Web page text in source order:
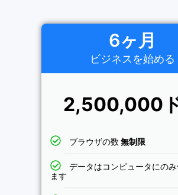
6ヶ月
ビジネスを始める
2,500,000
ブラウザの数 無制限
データはコンピュータにの
ます